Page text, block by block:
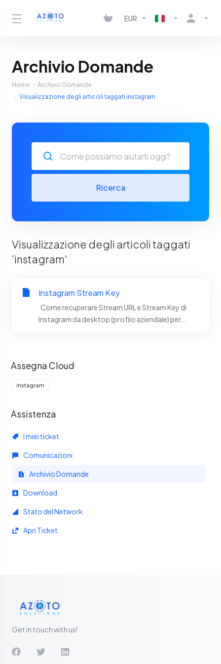
EUR
Archivio Domande
Home
Archivio Domande
Visualizzazione degli articoli taggati instagram
Assegna Cloud
instagram
Assistenza
I miei ticket
Comunicazioni
Archivio Domande
Download
Stato del Network
Apri Ticket
Ricerca
Visualizzazione degli articoli taggati
'instagram'
Instagram Stream Key
Come recuperare Stream URL e Stream Key di
Instagram da desktop (profilo aziendale) per...
Get in touch with us!